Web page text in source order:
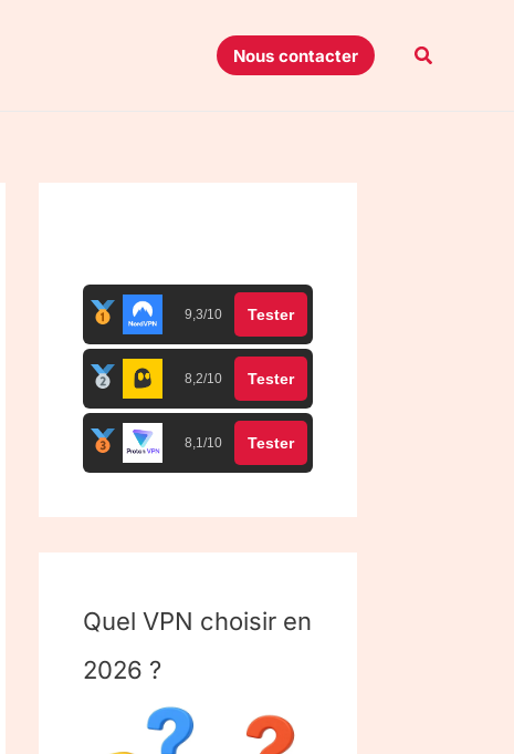
Nous contacter
9,3/10 Tester
8,2/10 Tester
8,1/10 Tester
Quel VPN choisir en
2026 ?